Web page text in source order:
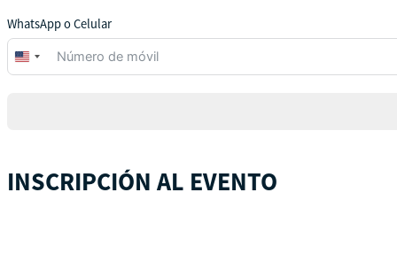
WhatsApp o Celular
United
States
INSCRIPCIÓN AL EVENTO